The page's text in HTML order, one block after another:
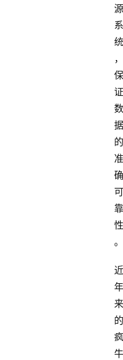
源
系
统
，
保
证
数
据
的
准
确
可
靠
性
。
近
年
来
的
疯
牛